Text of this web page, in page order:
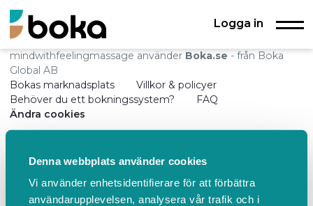
Denna webbplats använder cookies
Vi använder enhetsidentifierare för att förbättra
användarupplevelsen, analysera vår trafik och i
Logga in
mindwithfeelingmassage använder Boka.se - från Boka
Global AB
Bokas marknadsplats
Villkor & policyer
Behöver du ett bokningssystem?
FAQ
Ändra cookies